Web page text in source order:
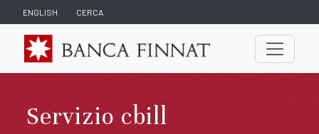
ENGLISH CERCA
Servizio cbill